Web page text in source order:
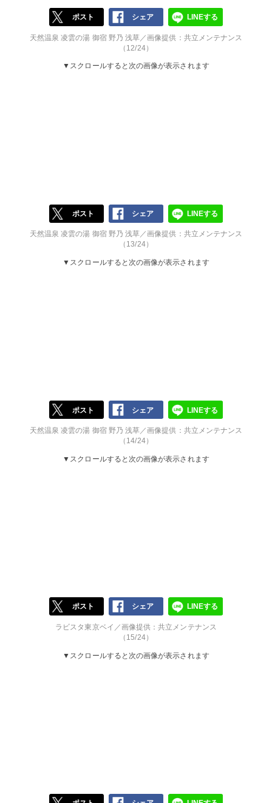
ポスト シェア LINEする
天然温泉 凌雲の湯 御宿 野乃 浅草／画像提供：共立メンテナンス
（12/24）
▼スクロールすると次の画像が表示されます
ポスト シェア LINEする
天然温泉 凌雲の湯 御宿 野乃 浅草／画像提供：共立メンテナンス
（13/24）
▼スクロールすると次の画像が表示されます
ポスト シェア LINEする
天然温泉 凌雲の湯 御宿 野乃 浅草／画像提供：共立メンテナンス
（14/24）
▼スクロールすると次の画像が表示されます
ポスト シェア LINEする
ラビスタ東京ベイ／画像提供：共立メンテナンス
（15/24）
▼スクロールすると次の画像が表示されます